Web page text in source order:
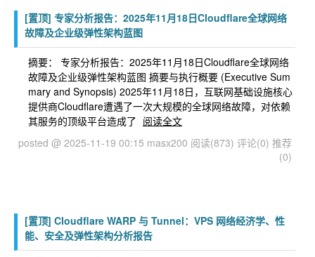
[置顶] 专家分析报告：2025年11月18日Cloudflare全球网络
故障及企业级弹性架构蓝图
摘要： 专家分析报告：2025年11月18日Cloudflare全球网络
故障及企业级弹性架构蓝图 摘要与执行概要 (Executive Sum
mary and Synopsis) 2025年11月18日，互联网基础设施核心
提供商Cloudflare遭遇了一次大规模的全球网络故障，对依赖
其服务的顶级平台造成了 阅读全文
posted @ 2025-11-19 00:15 masx200 阅读(873) 评论(0) 推荐
(0)
[置顶] Cloudflare WARP 与 Tunnel：VPS 网络经济学、性
能、安全及弹性架构分析报告